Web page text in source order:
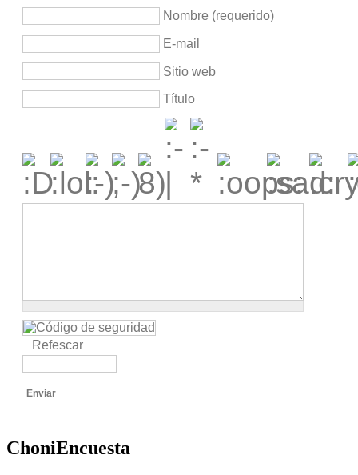
Nombre (requerido)
E-mail
Sitio web
Título
Refescar
Enviar
ChoniEncuesta